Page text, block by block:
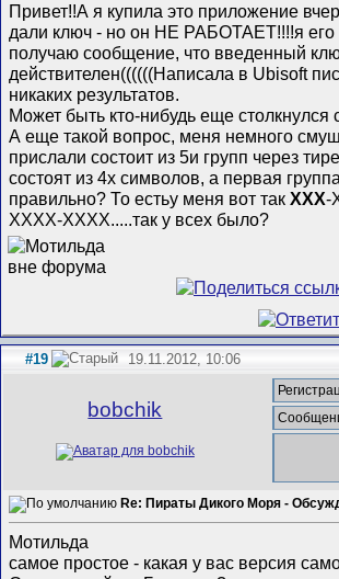
Привет!!А я купила это приложение
дали ключ - но он НЕ РАБОТАЕТ!!!!я его
получаю сообщение, что введенный
действителен((((((Написала в Ubisoft
никаких результатов.
Может быть кто-нибудь еще столкнулся
А еще такой вопрос, меня немного
прислали состоит из 5и групп через
состоят из 4х символов, а первая
правильно? То естьу меня вот такXXX-
XXXX-XXXX.....так у всех было?
#19 19.11.2012, 10:06
bobchik
Re: Пираты Дикого Моря -
Мотильда
самое простое - какая у вас версия